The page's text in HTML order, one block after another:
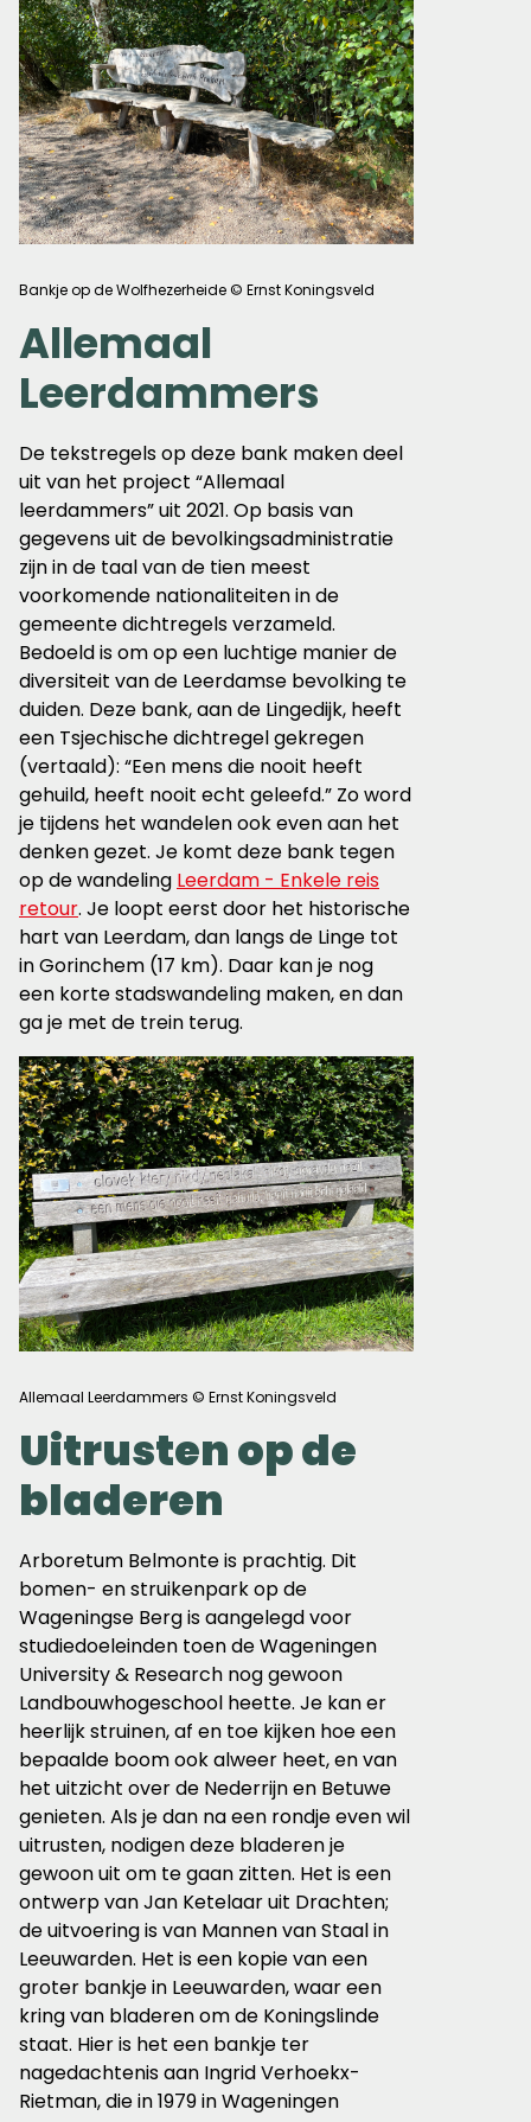
Bankje op de Wolfhezerheide © Ernst Koningsveld
Allemaal
Leerdammers
De tekstregels op deze bank maken deel
uit van het project “Allemaal
leerdammers” uit 2021. Op basis van
gegevens uit de bevolkingsadministratie
zijn in de taal van de tien meest
voorkomende nationaliteiten in de
gemeente dichtregels verzameld.
Bedoeld is om op een luchtige manier de
diversiteit van de Leerdamse bevolking te
duiden. Deze bank, aan de Lingedijk, heeft
een Tsjechische dichtregel gekregen
(vertaald): “Een mens die nooit heeft
gehuild, heeft nooit echt geleefd.” Zo word
je tijdens het wandelen ook even aan het
denken gezet. Je komt deze bank tegen
op de wandeling Leerdam - Enkele reis
retour. Je loopt eerst door het historische
hart van Leerdam, dan langs de Linge tot
in Gorinchem (17 km). Daar kan je nog
een korte stadswandeling maken, en dan
ga je met de trein terug.
Allemaal Leerdammers © Ernst Koningsveld
Uitrusten op de
bladeren
Arboretum Belmonte is prachtig. Dit
bomen- en struikenpark op de
Wageningse Berg is aangelegd voor
studiedoeleinden toen de Wageningen
University & Research nog gewoon
Landbouwhogeschool heette. Je kan er
heerlijk struinen, af en toe kijken hoe een
bepaalde boom ook alweer heet, en van
het uitzicht over de Nederrijn en Betuwe
genieten. Als je dan na een rondje even wil
uitrusten, nodigen deze bladeren je
gewoon uit om te gaan zitten. Het is een
ontwerp van Jan Ketelaar uit Drachten;
de uitvoering is van Mannen van Staal in
Leeuwarden. Het is een kopie van een
groter bankje in Leeuwarden, waar een
kring van bladeren om de Koningslinde
staat. Hier is het een bankje ter
nagedachtenis aan Ingrid Verhoekx-
Rietman, die in 1979 in Wageningen